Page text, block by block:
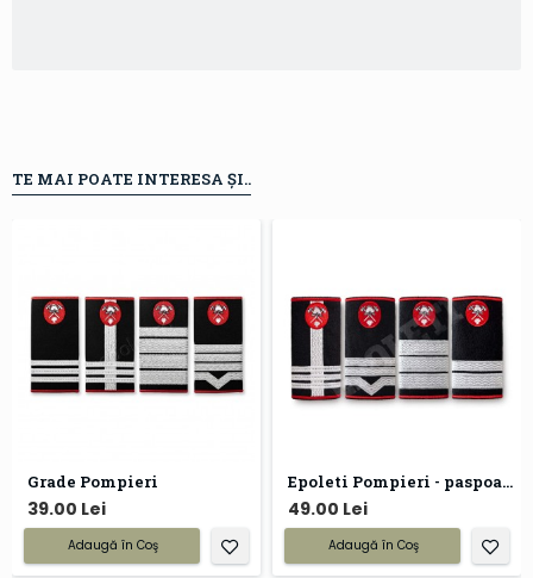
TE MAI POATE INTERESA ȘI..
Grade Pompieri
39.00 Lei
Adaugă în Coş
Epoleti Pompieri - paspoal negru
49.00 Lei
Adaugă în Coş